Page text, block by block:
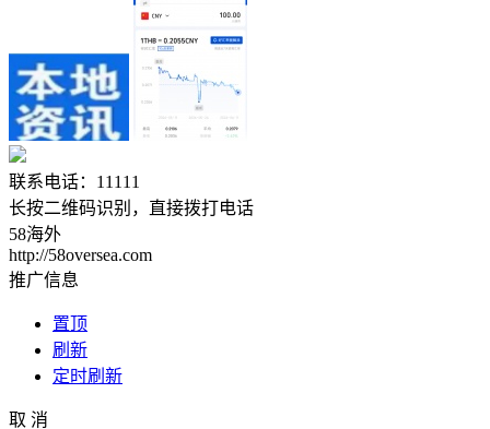
联系电话：11111
长按二维码识别，直接拨打电话
58海外
http://58oversea.com
推广信息
置顶
刷新
定时刷新
取 消